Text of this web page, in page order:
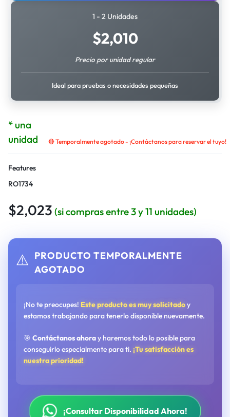
1 - 2 Unidades
$2,010
Precio por unidad regular
Ideal para pruebas o necesidades pequeñas
* una
unidad
🔴 Temporalmente agotado - ¡Contáctanos para reservar el tuyo!
Features
RO1734
$2,023 (si compras entre 3 y 11 unidades)
⚠️ PRODUCTO TEMPORALMENTE
AGOTADO
¡No te preocupes! Este producto es muy solicitadoy
estamos trabajando para tenerlo disponible nuevamente.
🎯 Contáctanos ahoray haremos todo lo posible para
conseguirlo especialmente para ti. ¡Tu satisfacción es
nuestra prioridad!
¡Consultar Disponibilidad Ahora!